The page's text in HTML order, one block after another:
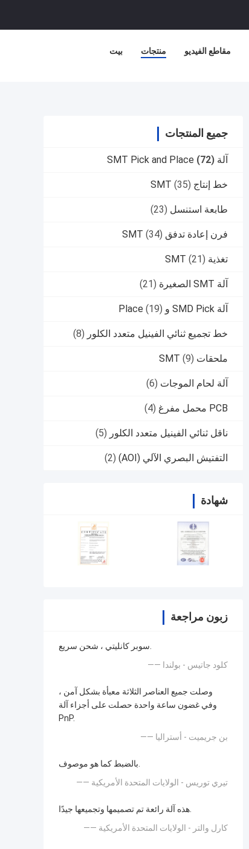
بيت منتجات مقاطع الفيديو
جميع المنتجات
آلة SMT Pick and Place (72)
خط إنتاج SMT (35)
طابعة استنسل (23)
فرن إعادة تدفق SMT (34)
تغذية SMT (21)
آلة SMT الصغيرة (21)
آلة SMD Pick و Place (19)
خط تجميع ثنائي الفينيل متعدد الكلور (8)
ملحقات SMT (9)
آلة لحام الموجات (6)
PCB محمل مفرغ (4)
ناقل ثنائي الفينيل متعدد الكلور (5)
التفتيش البصري الآلي (AOI) (2)
شهادة
زبون مراجعة
سوبر كانليتي ، شحن سريع.
—— كلود جاتيس - بولندا
وصلت جميع العناصر الثلاثة معبأة بشكل آمن ،
وفي غضون ساعة واحدة حصلت على أجزاء آلة
PnP.
—— بن جريميت - أستراليا
بالضبط كما هو موصوف.
—— تيري توريس - الولايات المتحدة الأمريكية
هذه آلة رائعة تم تصميمها وتجميعها جيدًا.
—— كارل والتر - الولايات المتحدة الأمريكية